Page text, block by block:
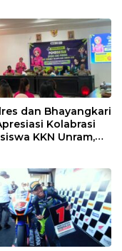
dan Bhayangkari
Kolabrasi
KKN Unram,